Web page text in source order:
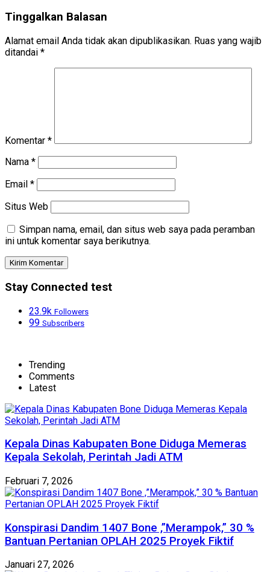
Tinggalkan Balasan
Alamat email Anda tidak akan dipublikasikan. Ruas yang wajib
ditandai *
Komentar *
Nama *
Email *
Situs Web
Simpan nama, email, dan situs web saya pada peramban
ini untuk komentar saya berikutnya.
Stay Connected test
23.9k Followers
99 Subscribers
Trending
Comments
Latest
Kepala Dinas Kabupaten Bone Diduga Memeras
Kepala Sekolah, Perintah Jadi ATM
Februari 7, 2026
Konspirasi Dandim 1407 Bone ,”Merampok,” 30 %
Bantuan Pertanian OPLAH 2025 Proyek Fiktif
Januari 27, 2026